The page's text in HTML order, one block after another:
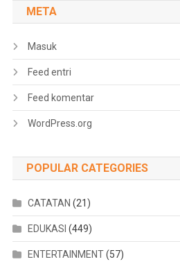
META
Masuk
Feed entri
Feed komentar
WordPress.org
POPULAR CATEGORIES
CATATAN (21)
EDUKASI (449)
ENTERTAINMENT(57)